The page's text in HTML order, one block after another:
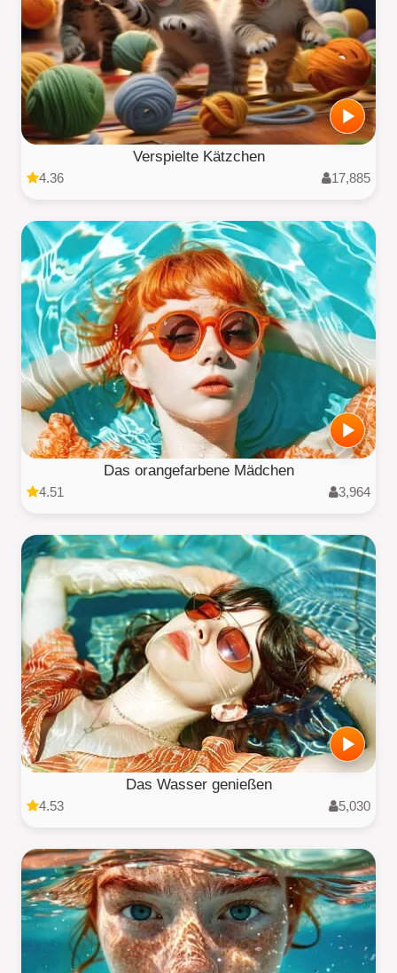
Verspielte Kätzchen
4.36 17,885
Das orangefarbene Mädchen
4.51 3,964
Das Wasser genießen
4.53 5,030